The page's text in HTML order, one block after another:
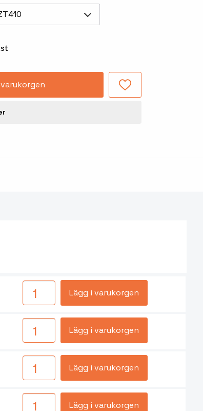
Tillbehör truckdatorer
och pekskärmar
Lägg i varukorgen
Lägg i varukorgen
Lägg i varukorgen
Lägg i varukorgen